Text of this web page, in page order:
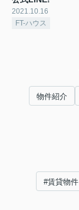
2021.10.16
FT-ハウス
物件紹介
#賃貸物件